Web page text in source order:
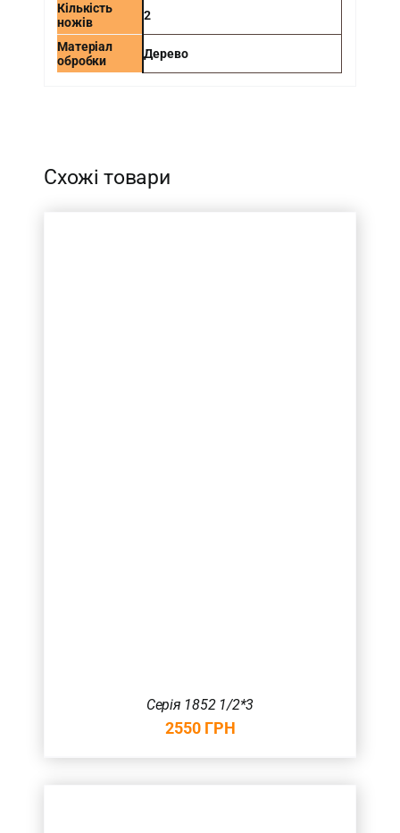
Кількість
ножів
2
Матеріал
обробки
Дерево
Схожі товари
Серія 1852 1/2*3
2550 ГРН